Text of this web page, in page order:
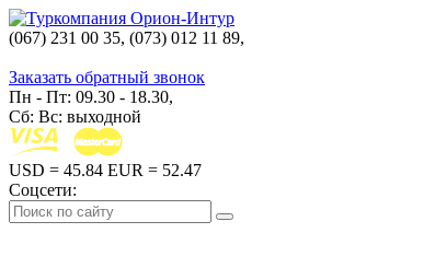
(067) 231 00 35, (073) 012 11 89,
Заказать обратный звонок
Пн - Пт: 09.30 - 18.30,
Сб: Вс: выходной
USD = 45.84 EUR = 52.47
Соцсети: